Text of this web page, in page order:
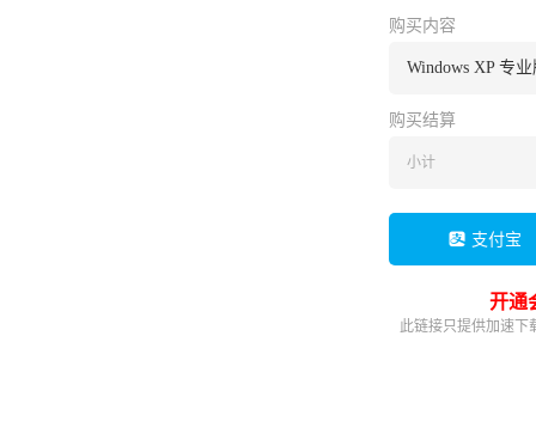
购买内容
Windows XP 专
购买结算
小计
支付宝
开通
此链接只提供加速下